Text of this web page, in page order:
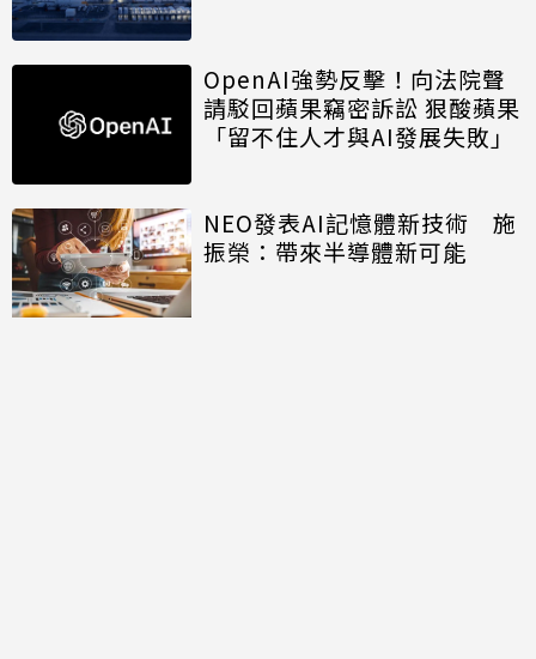
OpenAI強勢反擊！向法院聲
請駁回蘋果竊密訴訟 狠酸蘋果
「留不住人才與AI發展失敗」
NEO發表AI記憶體新技術 施
振榮：帶來半導體新可能